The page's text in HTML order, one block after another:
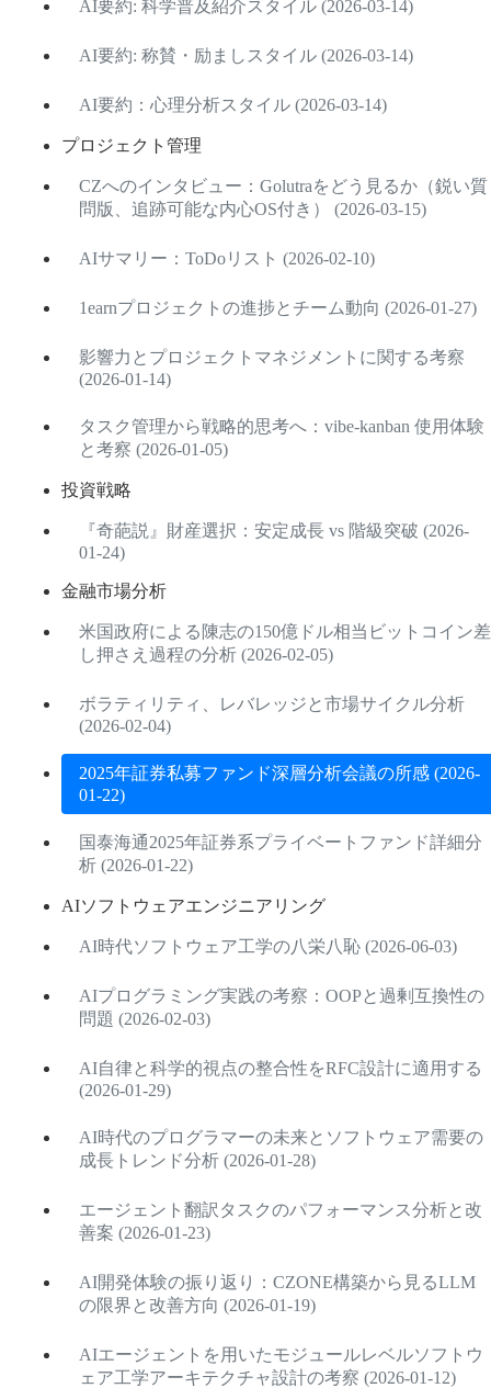
AI要約: 科学普及紹介スタイル (2026-03-14)
AI要約: 称賛・励ましスタイル (2026-03-14)
AI要約：心理分析スタイル (2026-03-14)
プロジェクト管理
CZへのインタビュー：Golutraをどう見るか（鋭い質
問版、追跡可能な内心OS付き） (2026-03-15)
AIサマリー：ToDoリスト (2026-02-10)
1earnプロジェクトの進捗とチーム動向 (2026-01-27)
影響力とプロジェクトマネジメントに関する考察
(2026-01-14)
タスク管理から戦略的思考へ：vibe-kanban 使用体験
と考察 (2026-01-05)
投資戦略
『奇葩説』財産選択：安定成長 vs 階級突破 (2026-
01-24)
金融市場分析
米国政府による陳志の150億ドル相当ビットコイン差
し押さえ過程の分析 (2026-02-05)
ボラティリティ、レバレッジと市場サイクル分析
(2026-02-04)
2025年証券私募ファンド深層分析会議の所感 (2026-
01-22)
国泰海通2025年証券系プライベートファンド詳細分
析 (2026-01-22)
AIソフトウェアエンジニアリング
AI時代ソフトウェア工学の八栄八恥 (2026-06-03)
AIプログラミング実践の考察：OOPと過剰互換性の
問題 (2026-02-03)
AI自律と科学的視点の整合性をRFC設計に適用する
(2026-01-29)
AI時代のプログラマーの未来とソフトウェア需要の
成長トレンド分析 (2026-01-28)
エージェント翻訳タスクのパフォーマンス分析と改
善案 (2026-01-23)
AI開発体験の振り返り：CZONE構築から見るLLM
の限界と改善方向 (2026-01-19)
AIエージェントを用いたモジュールレベルソフトウ
ェア工学アーキテクチャ設計の考察 (2026-01-12)